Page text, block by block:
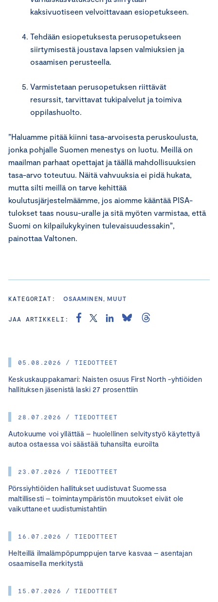
05.08.2026 / TIEDOTTEET
Keskuskauppakamari: Naisten osuus First North -yhtiöiden
hallituksen jäsenistä laski 27 prosenttiin
28.07.2026 / TIEDOTTEET
Autokuume voi yllättää – huolellinen selvitystyö käytettyä
autoa ostaessa voi säästää tuhansilta euroilta
23.07.2026 / TIEDOTTEET
Pörssiyhtiöiden hallitukset uudistuvat Suomessa
maltillisesti – toimintaympäristön muutokset eivät ole
vaikuttaneet uudistumistahtiin
16.07.2026 / TIEDOTTEET
Helteillä ilmalämpöpumppujen tarve kasvaa – asentajan
osaamisella merkitystä
15.07.2026 / TIEDOTTEET
kaksivuotiseen velvoittavaan esiopetukseen.
Tehdään esiopetuksesta perusopetukseen
siirtymisestä joustava lapsen valmiuksien ja
osaamisen perusteella.
Varmistetaan perusopetuksen riittävät
resurssit, tarvittavat tukipalvelut ja toimiva
oppilashuolto.
”Haluamme pitää kiinni tasa-arvoisesta peruskoulusta,
jonka pohjalle Suomen menestys on luotu. Meillä on
maailman parhaat opettajat ja täällä mahdollisuuksien
tasa-arvo toteutuu. Näitä vahvuuksia ei pidä hukata,
mutta silti meillä on tarve kehittää
koulutusjärjestelmäämme, jos aiomme kääntää PISA-
tulokset taas nousu-uralle ja sitä myöten varmistaa, että
Suomi on kilpailukykyinen tulevaisuudessakin”,
painottaa Valtonen.
KATEGORIAT: OSAAMINEN, MUUT
JAA ARTIKKELI: